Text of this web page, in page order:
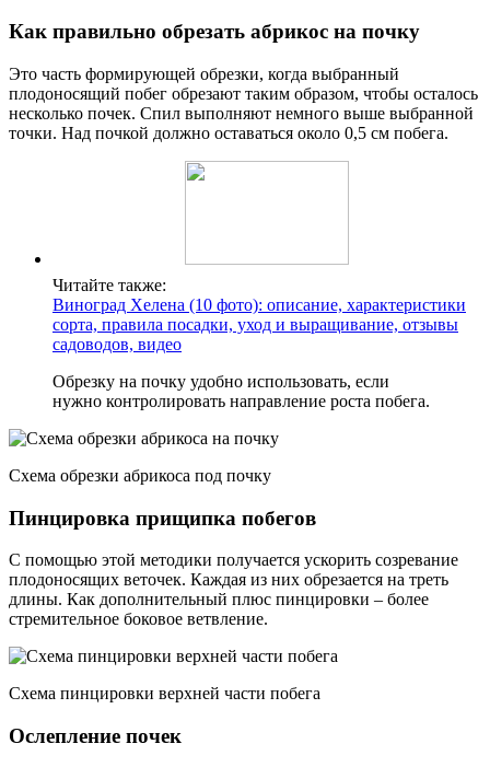
Как правильно обрезать абрикос на почку
Это часть формирующей обрезки, когда выбранный
плодоносящий побег обрезают таким образом, чтобы осталось
несколько почек. Спил выполняют немного выше выбранной
точки. Над почкой должно оставаться около 0,5 см побега.
Читайте также:
Виноград Хелена (10 фото): описание, характеристики
сорта, правила посадки, уход и выращивание, отзывы
садоводов, видео
Обрезку на почку удобно использовать, если
нужно контролировать направление роста побега.
Схема обрезки абрикоса под почку
Пинцировка прищипка побегов
С помощью этой методики получается ускорить созревание
плодоносящих веточек. Каждая из них обрезается на треть
длины. Как дополнительный плюс пинцировки – более
стремительное боковое ветвление.
Схема пинцировки верхней части побега
Ослепление почек